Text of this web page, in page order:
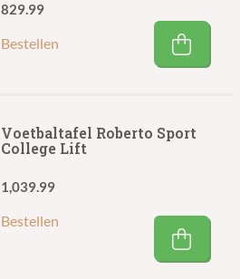
Bestellen
829.99
Voetbaltafel Roberto Sport
College Lift
Bestellen
1,039.99